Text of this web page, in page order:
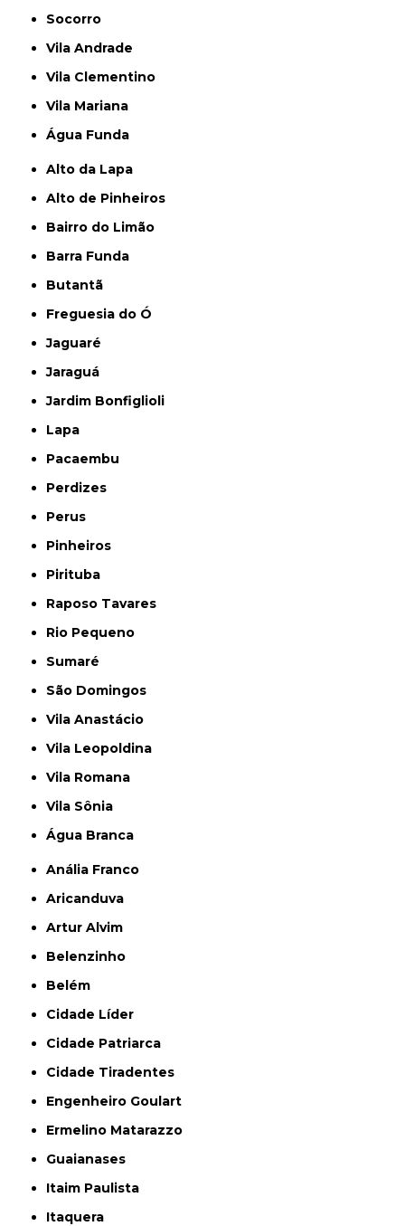
Socorro
Vila Andrade
Vila Clementino
Vila Mariana
Água Funda
Alto da Lapa
Alto de Pinheiros
Bairro do Limão
Barra Funda
Butantã
Freguesia do Ó
Jaguaré
Jaraguá
Jardim Bonfiglioli
Lapa
Pacaembu
Perdizes
Perus
Pinheiros
Pirituba
Raposo Tavares
Rio Pequeno
Sumaré
São Domingos
Vila Anastácio
Vila Leopoldina
Vila Romana
Vila Sônia
Água Branca
Anália Franco
Aricanduva
Artur Alvim
Belenzinho
Belém
Cidade Líder
Cidade Patriarca
Cidade Tiradentes
Engenheiro Goulart
Ermelino Matarazzo
Guaianases
Itaim Paulista
Itaquera